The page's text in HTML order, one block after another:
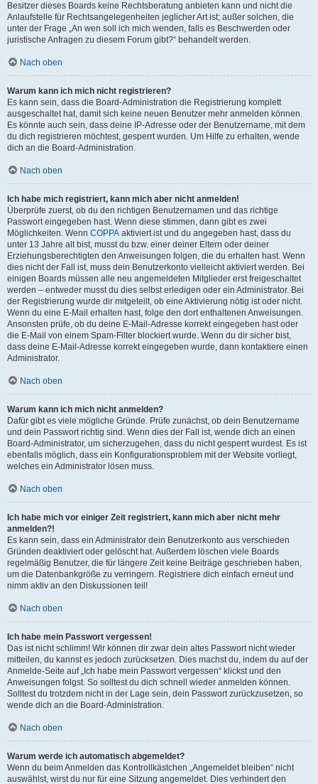
Besitzer dieses Boards keine Rechtsberatung anbieten kann und nicht die
Anlaufstelle für Rechtsangelegenheiten jeglicher Art ist; außer solchen, die
unter der Frage „An wen soll ich mich wenden, falls es Beschwerden oder
juristische Anfragen zu diesem Forum gibt?“ behandelt werden.
Nach oben
Warum kann ich mich nicht registrieren?
Es kann sein, dass die Board-Administration die Registrierung komplett
ausgeschaltet hat, damit sich keine neuen Benutzer mehr anmelden können.
Es könnte auch sein, dass deine IP-Adresse oder der Benutzername, mit dem
du dich registrieren möchtest, gesperrt wurden. Um Hilfe zu erhalten, wende
dich an die Board-Administration.
Nach oben
Ich habe mich registriert, kann mich aber nicht anmelden!
Überprüfe zuerst, ob du den richtigen Benutzernamen und das richtige
Passwort eingegeben hast. Wenn diese stimmen, dann gibt es zwei
Möglichkeiten. Wenn COPPA aktiviert ist und du angegeben hast, dass du
unter 13 Jahre alt bist, musst du bzw. einer deiner Eltern oder deiner
Erziehungsberechtigten den Anweisungen folgen, die du erhalten hast. Wenn
dies nicht der Fall ist, muss dein Benutzerkonto vielleicht aktiviert werden. Bei
einigen Boards müssen alle neu angemeldeten Mitglieder erst freigeschaltet
werden – entweder musst du dies selbst erledigen oder ein Administrator. Bei
der Registrierung wurde dir mitgeteilt, ob eine Aktivierung nötig ist oder nicht.
Wenn du eine E-Mail erhalten hast, folge den dort enthaltenen Anweisungen.
Ansonsten prüfe, ob du deine E-Mail-Adresse korrekt eingegeben hast oder
die E-Mail von einem Spam-Filter blockiert wurde. Wenn du dir sicher bist,
dass deine E-Mail-Adresse korrekt eingegeben wurde, dann kontaktiere einen
Administrator.
Nach oben
Warum kann ich mich nicht anmelden?
Dafür gibt es viele mögliche Gründe. Prüfe zunächst, ob dein Benutzername
und dein Passwort richtig sind. Wenn dies der Fall ist, wende dich an einen
Board-Administrator, um sicherzugehen, dass du nicht gesperrt wurdest. Es ist
ebenfalls möglich, dass ein Konfigurationsproblem mit der Website vorliegt,
welches ein Administrator lösen muss.
Nach oben
Ich habe mich vor einiger Zeit registriert, kann mich aber nicht mehr
anmelden?!
Es kann sein, dass ein Administrator dein Benutzerkonto aus verschieden
Gründen deaktiviert oder gelöscht hat. Außerdem löschen viele Boards
regelmäßig Benutzer, die für längere Zeit keine Beiträge geschrieben haben,
um die Datenbankgröße zu verringern. Registriere dich einfach erneut und
nimm aktiv an den Diskussionen teil!
Nach oben
Ich habe mein Passwort vergessen!
Das ist nicht schlimm! Wir können dir zwar dein altes Passwort nicht wieder
mitteilen, du kannst es jedoch zurücksetzen. Dies machst du, indem du auf der
Anmelde-Seite auf „Ich habe mein Passwort vergessen“ klickst und den
Anweisungen folgst. So solltest du dich schnell wieder anmelden können.
Solltest du trotzdem nicht in der Lage sein, dein Passwort zurückzusetzen, so
wende dich an die Board-Administration.
Nach oben
Warum werde ich automatisch abgemeldet?
Wenn du beim Anmelden das Kontrollkästchen „Angemeldet bleiben“ nicht
auswählst, wirst du nur für eine Sitzung angemeldet. Dies verhindert den